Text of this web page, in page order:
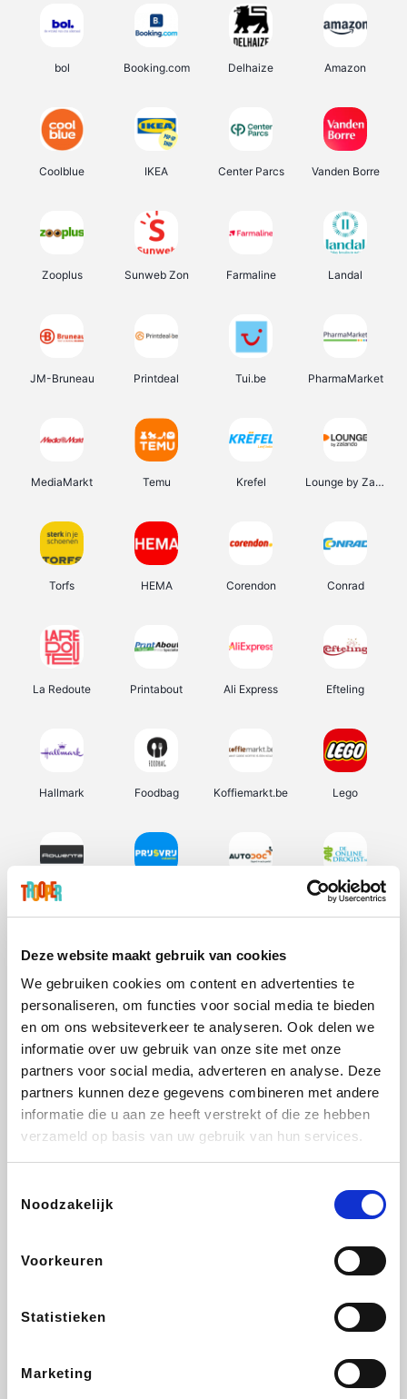
Deze website maakt gebruik van cookies
We gebruiken cookies om content en advertenties te
personaliseren, om functies voor social media te bieden
en om ons websiteverkeer te analyseren. Ook delen we
informatie over uw gebruik van onze site met onze
partners voor social media, adverteren en analyse. Deze
partners kunnen deze gegevens combineren met andere
informatie die u aan ze heeft verstrekt of die ze hebben
verzameld op basis van uw gebruik van hun services.
Noodzakelijk
Voorkeuren
Statistieken
Marketing
bol Booking.com Delhaize Amazon
Coolblue IKEA Center Parcs Vanden Borre
Zooplus Sunweb Zon Farmaline Landal
JM-Bruneau Printdeal Tui.be PharmaMarket
MediaMarkt Temu Krefel Lounge by Zalando
Torfs HEMA Corendon Conrad
La Redoute Printabout Ali Express Efteling
Hallmark Foodbag Koffiemarkt.be Lego
Rowenta De Online Drogist
Vidaxl Lampenlicht.be Plopsa
Adidas
DectDirect
Ibood SupraBazar